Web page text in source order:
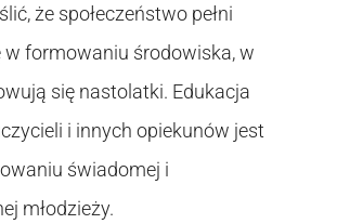
że społeczeństwo pełni
w formowaniu środowiska, w
się nastolatki. Edukacja
i innych opiekunów jest
świadomej i
młodzieży.